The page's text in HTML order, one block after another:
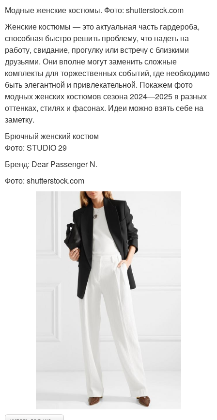
Модные женские костюмы. Фото: shutterstock.com
Женские костюмы — это актуальная часть гардероба,
способная быстро решить проблему, что надеть на
работу, свидание, прогулку или встречу с близкими
друзьями. Они вполне могут заменить сложные
комплекты для торжественных событий, где необходимо
быть элегантной и привлекательной. Покажем фото
модных женских костюмов сезона 2024—2025 в разных
оттенках, стилях и фасонах. Идеи можно взять себе на
заметку.
Брючный женский костюм
Фото: STUDIO 29
Бренд: Dear Passenger N.
Фото: shutterstock.com